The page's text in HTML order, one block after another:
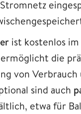
ist kostenlos
die
von Verbrauch
sind auch
etwa für